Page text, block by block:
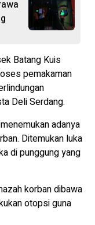
Batang Kuis
pemakaman
Deli Serdang.
adanya
Ditemukan luka
di punggung yang
korban dibawa
otopsi guna